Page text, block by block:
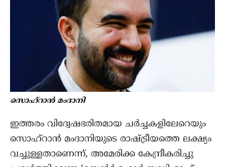
സൊഹ്റാന്‍ മംദാനി
ഇത്തരം വിദ്വേഷഭരിതമായ ചർച്ചകളിലേറെയും
സൊഹ്റാന്‍ മംദാനിയുടെ രാഷ്ട്രീയത്തെ ലക്ഷ്യം
വച്ചുള്ളതാണെന്ന്, അമേരിക്ക കേന്ദ്രീകരിച്ചു